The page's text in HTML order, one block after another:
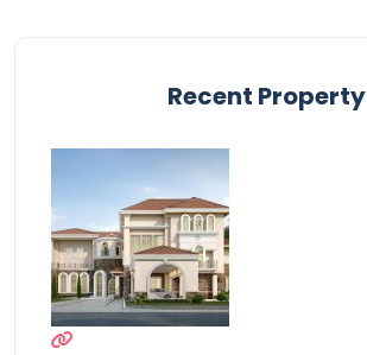
Recent Property